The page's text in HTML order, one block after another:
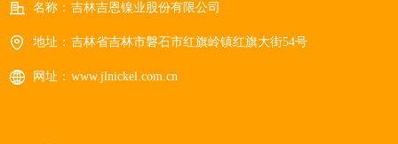
名称： 吉林吉恩镍业股份有限公司
地址： 吉林省吉林市磐石市红旗岭镇红旗大街54号
网址： www.jlnickel.com.cn